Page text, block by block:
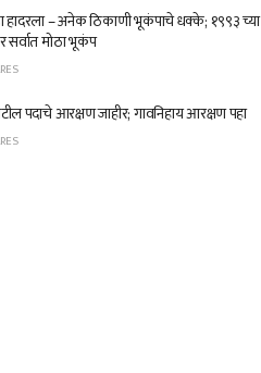
हादरला – अनेक ठिकाणी भूकंपाचे धक्के; १९९३ च्या
सर्वात मोठा भूकंप
पदाचे आरक्षण जाहीर; गावनिहाय आरक्षण पहा